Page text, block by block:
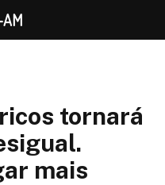
tornará
mais